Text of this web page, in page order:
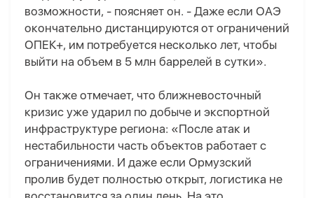
возможности, - поясняет он. - Даже если ОАЭ
окончательно дистанцируются от ограничений
ОПЕК+, им потребуется несколько лет, чтобы
выйти на объем в 5 млн баррелей в сутки».
Он также отмечает, что ближневосточный
кризис уже ударил по добыче и экспортной
инфраструктуре региона: «После атак и
нестабильности часть объектов работает с
ограничениями. И даже если Ормузский
пролив будет полностью открыт, логистика не